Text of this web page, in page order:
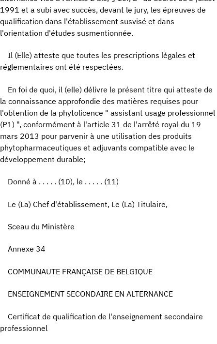
1991 et a subi avec succès, devant le jury, les épreuves de
qualification dans l'établissement susvisé et dans
l'orientation d'études susmentionnée.
Il (Elle) atteste que toutes les prescriptions légales et
réglementaires ont été respectées.
En foi de quoi, il (elle) délivre le présent titre qui atteste de
la connaissance approfondie des matières requises pour
l'obtention de la phytolicence " assistant usage professionnel
(P1) ", conformément à l'article 31 de l'arrêté royal du 19
mars 2013 pour parvenir à une utilisation des produits
phytopharmaceutiques et adjuvants compatible avec le
développement durable;
Donné à . . . . . (10), le . . . . . (11)
Le (La) Chef d'établissement, Le (La) Titulaire,
Sceau du Ministère
Annexe 34
COMMUNAUTE FRANÇAISE DE BELGIQUE
ENSEIGNEMENT SECONDAIRE EN ALTERNANCE
Certificat de qualification de l'enseignement secondaire
professionnel